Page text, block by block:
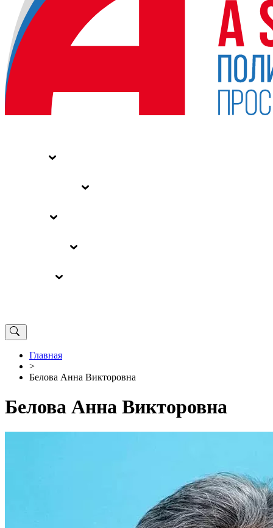
Главная
>
Белова Анна Викторовна
Белова Анна Викторовна